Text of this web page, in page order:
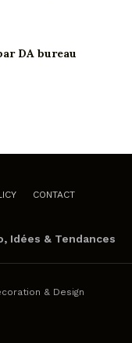
DA bureau
CONTACT
Idées & Tendances
& Design